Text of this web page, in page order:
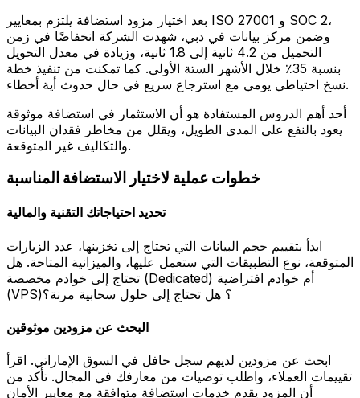
بعد اختيار مزود استضافة يلتزم بمعايير ISO 27001 و SOC 2،
وضمن مركز بيانات في دبي، شهدت الشركة انخفاضًا في زمن
التحميل من 4.2 ثانية إلى 1.8 ثانية، وزيادة في معدل التحويل
بنسبة 35٪ خلال الأشهر الستة الأولى. كما تمكنت من تنفيذ خطة
نسخ احتياطي يومي مع استرجاع سريع في حال حدوث أية أخطاء.
أحد أهم الدروس المستفادة هو أن الاستثمار في استضافة موثوقة
يعود بالنفع على المدى الطويل، ويقلل من مخاطر فقدان البيانات
والتكاليف غير المتوقعة.
خطوات عملية لاختيار الاستضافة المناسبة
تحديد احتياجاتك التقنية والمالية
ابدأ بتقييم حجم البيانات التي تحتاج إلى تخزينها، عدد الزيارات
المتوقعة، نوع التطبيقات التي ستعمل عليها، والميزانية المتاحة. هل
تحتاج إلى خوادم مخصصة (Dedicated) أم خوادم افتراضية
(VPS)؟ هل تحتاج إلى حلول سحابية مرنة؟
البحث عن مزودين موثوقين
ابحث عن مزودين لديهم سجل حافل في السوق الإماراتي. اقرأ
تقييمات العملاء، واطلب توصيات من معارفك في المجال. تأكد من
أن المزود يقدم خدمات استضافة متوافقة مع معايير الأمان